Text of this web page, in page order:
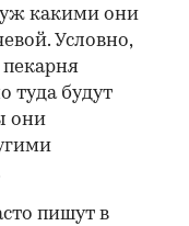
уж какими они
Условно,
пекарня
туда будут
они
пишут в